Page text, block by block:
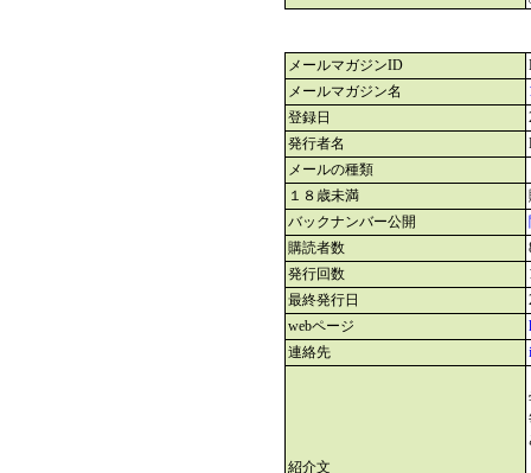
メールマガジンID
メールマガジン名
登録日
発行者名
メールの種類
１８歳未満
バックナンバー公開
購読者数
発行回数
最終発行日
webページ
連絡先
紹介文